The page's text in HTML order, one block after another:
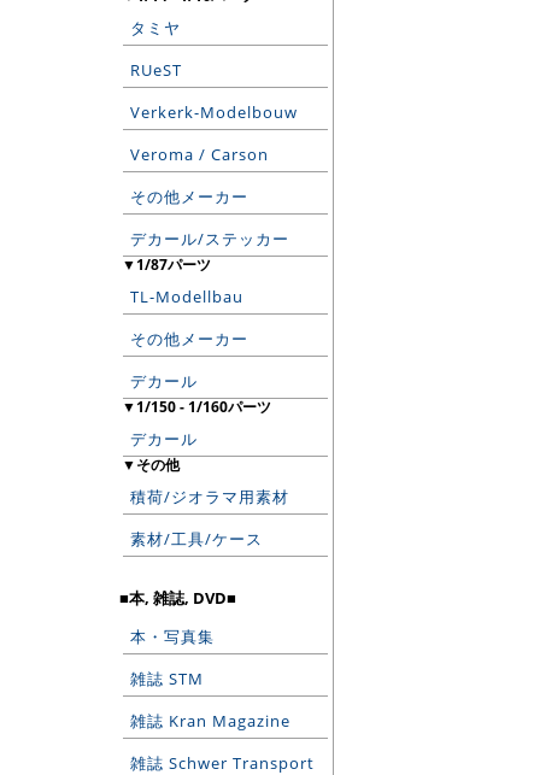
タミヤ
RUeST
Verkerk-Modelbouw
Veroma / Carson
その他メーカー
デカール/ステッカー
▼1/87パーツ
TL-Modellbau
その他メーカー
デカール
▼1/150 - 1/160パーツ
デカール
▼その他
積荷/ジオラマ用素材
素材/工具/ケース
■本, 雑誌, DVD■
本・写真集
雑誌 STM
雑誌 Kran Magazine
雑誌 Schwer Transport